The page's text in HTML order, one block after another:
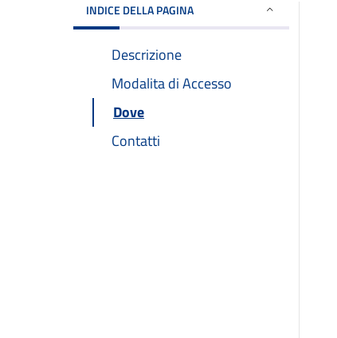
INDICE DELLA PAGINA
Descrizione
Modalita di Accesso
Dove
Contatti